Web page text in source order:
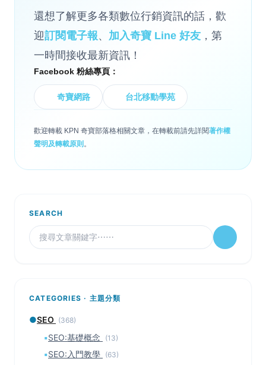
還想了解更多各類數位行銷資訊的話，歡
迎訂閱電子報、 加入奇寶 Line 好友 ，第
一時間接收最新資訊！
Facebook 粉絲專頁：
奇寶網路 台北移動學苑
歡迎轉載 KPN 奇寶部落格相關文章，在轉載前請先詳閱著作權
聲明及轉載原則 。
SEARCH
CATEGORIES · 主題分類
●SEO (368)
▪SEO:基礎概念 (13)
▪SEO:入門教學 (63)